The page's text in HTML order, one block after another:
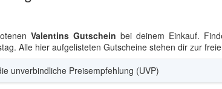
Valentins Gutschein bei deinem Einkauf.
Alle hier aufgelisteten Gutscheine stehen dir zur
unverbindliche Preisempfehlung (UVP)